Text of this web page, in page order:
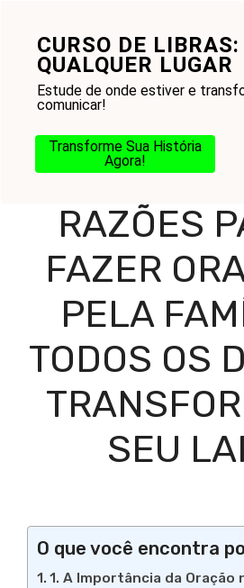
CURSO DE
QUALQUER LUGAR
Estude de onde estiver e
comunicar!
Transforme Sua História
Agora!
conteúdo
Home-Blog-Práticas Cristãs-Oração
Fazer Oração pela Família Todos os
Seu Lar
RAZÕES
FAZER
PELA
TODOS OS
SEU
O que você encontra
1. A Importância da Oração